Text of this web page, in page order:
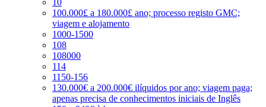
100.000£ a 180.000£ ano; processo registo GMC;
viagem e alojamento
1000-1500
108
108000
114
1150-156
130.000€ a 200.000€ ilíquidos por ano; viagem paga;
apenas precisa de conhecimentos iniciais de Inglês